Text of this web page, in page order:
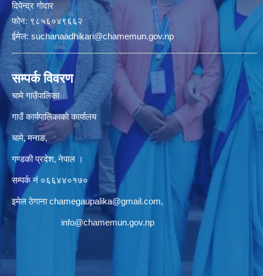
दिपेन्द्र गोदार
फोन: ९८५६०४९६६२
ईमेल: suchanaadhikari@chamemun.gov.np
सम्पर्क विवरण
चामे गाउँपालिका
गाउँ कार्यपालिकाकाे कार्यालय
चामे‚ मनाङ‚
गण्डकी प्रदेश‚ नेपाल ।
सम्पर्क न‌ं‍ ०६६४४०१७०
इमेल ठेगानाchamegaupalika@gmail.com,
info@chamemun.gov.np